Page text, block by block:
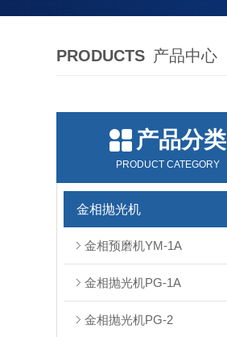
PRODUCTS 产品中心
产品分类
PRODUCT CATEGORY
金相抛光机
金相预磨机YM-1A
金相抛光机PG-1A
金相抛光机PG-2